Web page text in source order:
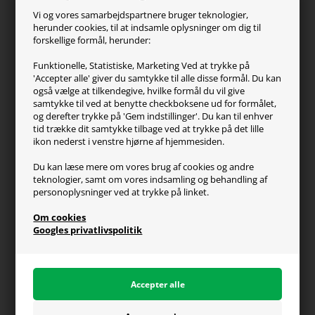
Vi og vores samarbejdspartnere bruger teknologier,
herunder cookies, til at indsamle oplysninger om dig til
forskellige formål, herunder:
Funktionelle, Statistiske, Marketing Ved at trykke på
'Accepter alle' giver du samtykke til alle disse formål. Du kan
også vælge at tilkendegive, hvilke formål du vil give
samtykke til ved at benytte checkboksene ud for formålet,
og derefter trykke på 'Gem indstillinger'. Du kan til enhver
tid trække dit samtykke tilbage ved at trykke på det lille
ikon nederst i venstre hjørne af hjemmesiden.
Du kan læse mere om vores brug af cookies og andre
teknologier, samt om vores indsamling og behandling af
personoplysninger ved at trykke på linket.
Om cookies
Googles privatlivspolitik
ZOWIE
Turtle Beach
Kundeservice
Kontakt os
FAQ
Handelsvilkår
Reklamation
Generel info
Om os
Fragt og levering